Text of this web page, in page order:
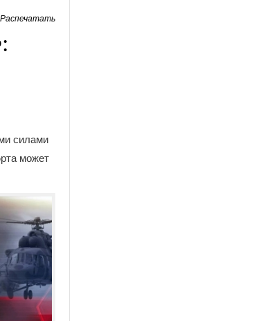
Распечатать
силами
может